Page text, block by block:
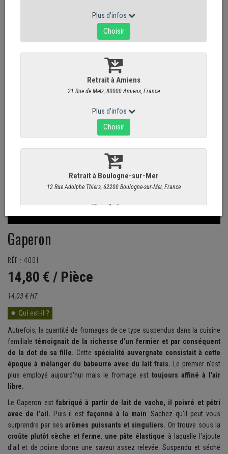
Gaperon
RÉF : 4091
14,80 € / Pièce
14,03 € HT
Autrefois, la quantité de fromages de ce type suspendus dans la cuisine
familiale témoignait de la richesse d'un fermier et par conséquent
de la dot de sa fille. Cette spécialité auvergnate consistait à cette
époque à mélanger du babeurre avec du lait frais. Le premier n'est
plus employé aujourd'hui mais le fromage est toujours affiné à l'air
libre.
Le Gaperon est fabriqué à partir de lait de vache, il poivré et pétri
avec de l’ail. Puis il estfaçonné à la main. Sachez qu'il peut vous
surprendre par ses arômes puissants et singuliers. On trouve sous la
croûte plutôt sèche et ferme, une pâte élastique à laquelle l'ajoute
d'ail et de poivre donne une saveur assez relevée. Suspendu et séché